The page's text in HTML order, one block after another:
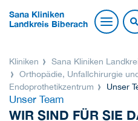
Sana Kliniken
Landkreis Biberach
Kliniken Sana Kliniken
Orthopädie, Unfallchirurgie
Endoprothetik­zentrum
Unser
Unser Team
WIR SIND FÜR SIE